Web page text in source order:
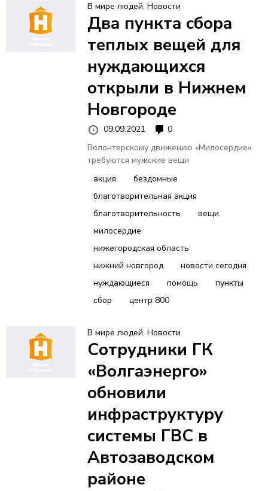
В мире людей, Новости
Два пункта сбора
теплых вещей для
нуждающихся
открыли в Нижнем
Новгороде
09.09.2021
0
Волонтерскому движению «Милосердие»
требуются мужские вещи
акция
бездомные
благотворительная акция
благотворительность
вещи
милосердие
нижегородская область
нижний новгород
новости сегодня
нуждающиеся
помощь
пункты
сбор
центр 800
В мире людей, Новости
Сотрудники ГК
«Волгаэнерго»
обновили
инфраструктуру
системы ГВС в
Автозаводском
районе